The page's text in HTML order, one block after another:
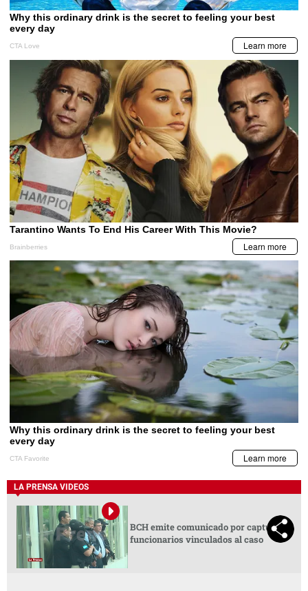
LA PRENSA VIDEOS
BCH emite comunicado por captura de
funcionarios vinculados al caso